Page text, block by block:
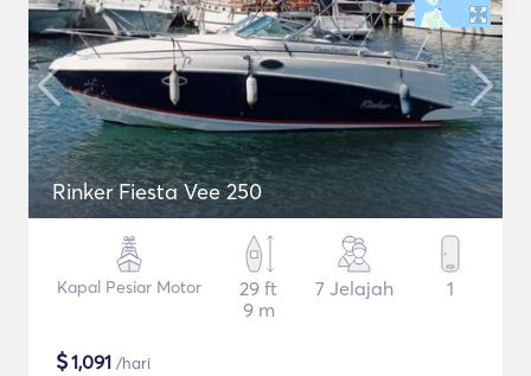
Rinker Fiesta Vee 250
Kapal Pesiar Motor
29 ft
9 m
7 Jelajah 1
$1,091 /hari